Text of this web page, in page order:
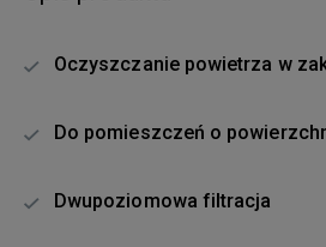
Oczyszczanie powietrza w
Do pomieszczeń o
Dwupoziomowa filtracja